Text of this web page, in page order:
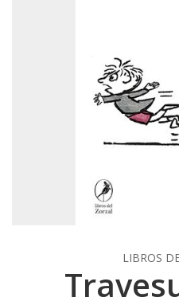
LIBROS